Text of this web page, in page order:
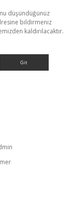
düşündüğünüz
bildirmeniz
kaldırılacaktır.